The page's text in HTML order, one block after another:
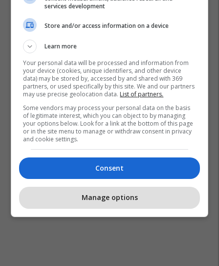
services development
Store and/or access information on a device
Learn more
Your personal data will be processed and information from
your device (cookies, unique identifiers, and other device
data) may be stored by, accessed by and shared with 369
partners, or used specifically by this site. We and our partners
may use precise geolocation data. List of partners.
Some vendors may process your personal data on the basis
of legitimate interest, which you can object to by managing
your options below. Look for a link at the bottom of this page
or in the site menu to manage or withdraw consent in privacy
and cookie settings.
Consent
Manage options